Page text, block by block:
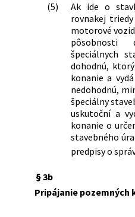
(5)
Ak ide o
rovnakej
motorové
pôsobnosti
špeciálnych
dohodnú,
konanie a
nedohodnú,
špeciálny
uskutoční a
konanie o
stavebného
predpisy o
§ 3b
Pripájanie pozemných